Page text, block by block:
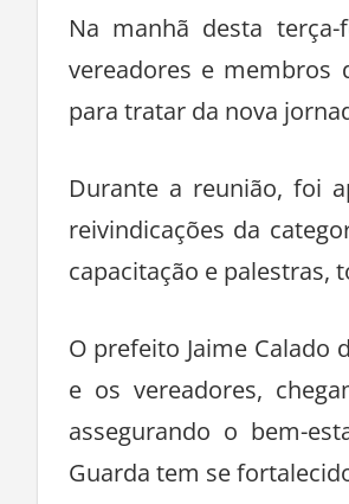
Na manhã desta
vereadores e membros
para tratar da nova
Durante a reunião, foi
reivindicações da
capacitação e palestras,
O prefeito Jaime Calado
e os vereadores,
assegurando o bem-
Guarda tem se